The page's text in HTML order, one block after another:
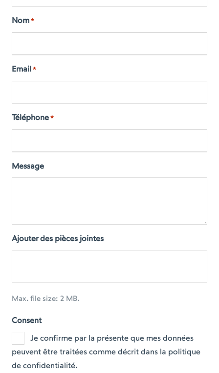
Nom *
Email *
Téléphone *
Message
Ajouter des pièces jointes
Max. file size: 2 MB.
Consent
Je confirme par la présente que mes données
peuvent être traitées comme décrit dans la politique
de confidentialité.